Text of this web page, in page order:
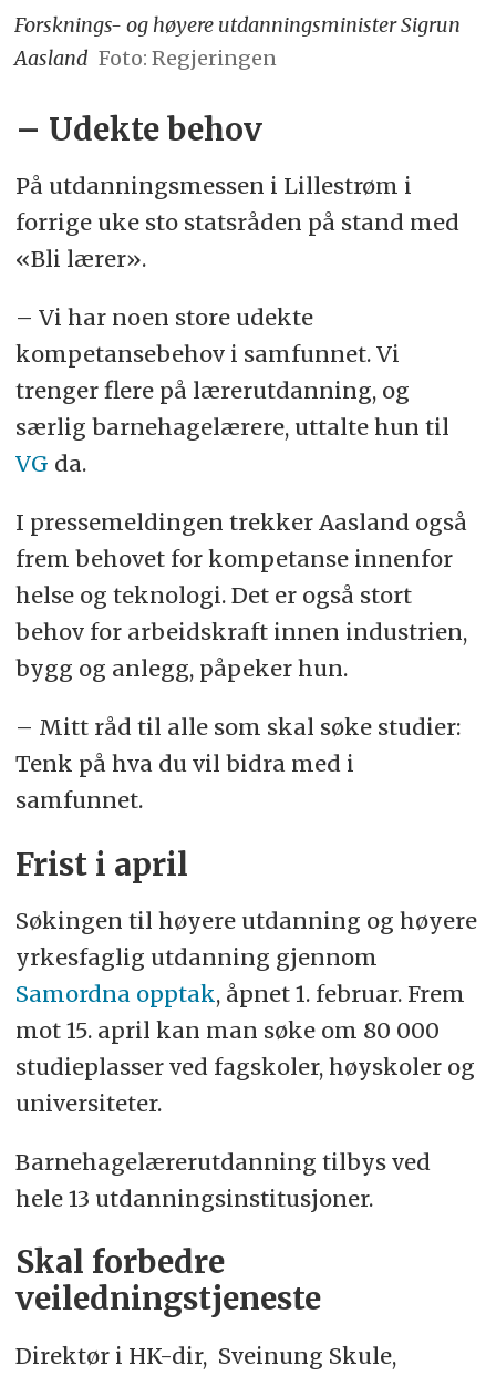
Forsknings- og høyere utdanningsminister Sigrun
Aasland Foto: Regjeringen
– Udekte behov
På utdanningsmessen i Lillestrøm i
forrige uke sto statsråden på stand med
«Bli lærer».
– Vi har noen store udekte
kompetansebehov i samfunnet. Vi
trenger flere på lærerutdanning, og
særlig barnehagelærere, uttalte hun til
VG da.
I pressemeldingen trekker Aasland også
frem behovet for kompetanse innenfor
helse og teknologi. Det er også stort
behov for arbeidskraft innen industrien,
bygg og anlegg, påpeker hun.
– Mitt råd til alle som skal søke studier:
Tenk på hva du vil bidra med i
samfunnet.
Frist i april
Søkingen til høyere utdanning og høyere
yrkesfaglig utdanning gjennom
Samordna opptak, åpnet 1. februar. Frem
mot 15. april kan man søke om 80 000
studieplasser ved fagskoler, høyskoler og
universiteter.
Barnehagelærerutdanning tilbys ved
hele 13 utdanningsinstitusjoner.
Skal forbedre
veiledningstjeneste
Direktør i HK-dir, Sveinung Skule,